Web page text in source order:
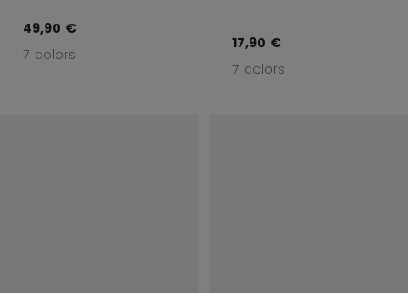
49,90 €
7 colors
17,90 €
7 colors